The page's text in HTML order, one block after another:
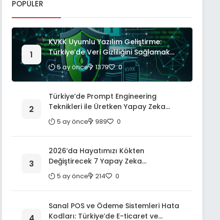
POPÜLER
KVKK Uyumlu Yazılım Geliştirme:
Türkiye’de Veri Gizliliğini Sağlamak
İçin Kapsamlı Bir Rehber
5 ay önce 1379 0
Türkiye’de Prompt Engineering
Teknikleri ile Üretken Yapay Zeka
Modellerinden En Yüksek Verimi Alma:
Kapsamlı Bir Rehber
5 ay önce 989 0
2026’da Hayatımızı Kökten
Değiştirecek 7 Yapay Zeka
Uygulaması: Geleceğin Teknolojileri
5 ay önce 214 0
Sanal POS ve Ödeme Sistemleri Hata
Kodları: Türkiye’de E-ticaret ve